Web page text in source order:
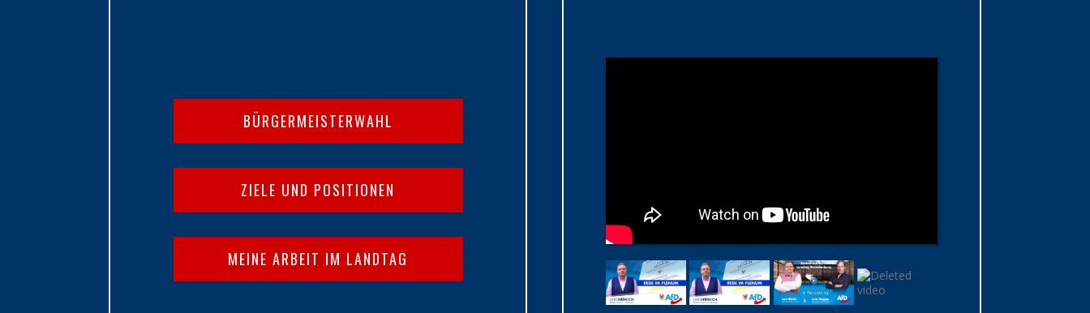
BÜRGERMEISTERWAHL
ZIELE UND POSITIONEN
MEINE ARBEIT IM LANDTAG